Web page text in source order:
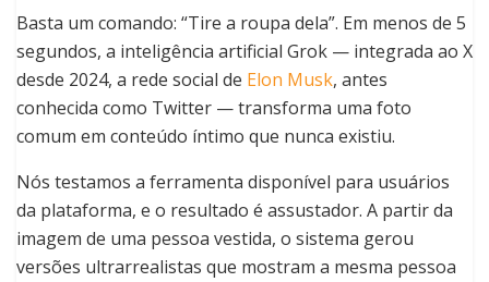
Basta um comando: “Tire a roupa dela”. Em menos de 5
segundos, a inteligência artificial Grok — integrada ao X
desde 2024, a rede social de Elon Musk, antes
conhecida como Twitter — transforma uma foto
comum em conteúdo íntimo que nunca existiu.
Nós testamos a ferramenta disponível para usuários
da plataforma, e o resultado é assustador. A partir da
imagem de uma pessoa vestida, o sistema gerou
versões ultrarrealistas que mostram a mesma pessoa